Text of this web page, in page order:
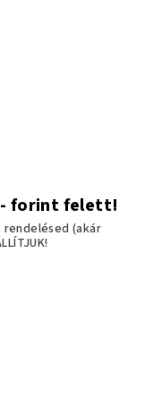
forint felett!
(akár